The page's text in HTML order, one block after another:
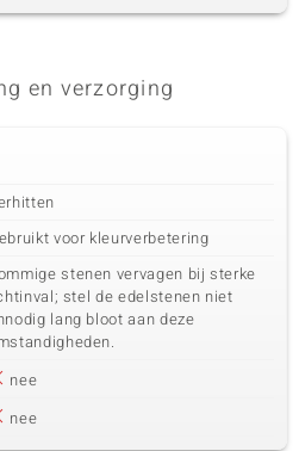
en verzorging
voor kleurverbetering
stenen vervagen bij sterke
stel de edelstenen niet
lang bloot aan deze
nee
nee